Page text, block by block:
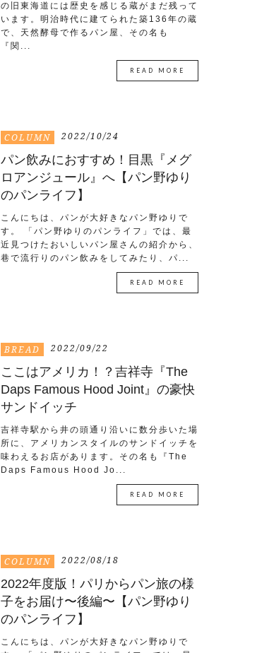
の旧東海道には歴史を感じる蔵がまだ残って
います。明治時代に建てられた築136年の蔵
で、天然酵母で作るパン屋、その名も
『関...
READ MORE
COLUMN 2022/10/24
パン飲みにおすすめ！目黒『メグ
ロアンジュール』へ【パン野ゆり
のパンライフ】
こんにちは、パンが大好きなパン野ゆりで
す。 「パン野ゆりのパンライフ」では、最
近見つけたおいしいパン屋さんの紹介から、
巷で流行りのパン飲みをしてみたり、パ...
READ MORE
BREAD 2022/09/22
ここはアメリカ！？吉祥寺『The
Daps Famous Hood Joint』の豪快
サンドイッチ
吉祥寺駅から井の頭通り沿いに数分歩いた場
所に、アメリカンスタイルのサンドイッチを
味わえるお店があります。その名も『The
Daps Famous Hood Jo...
READ MORE
COLUMN 2022/08/18
2022年度版！パリからパン旅の様
子をお届け〜後編〜【パン野ゆり
のパンライフ】
こんにちは、パンが大好きなパン野ゆりで